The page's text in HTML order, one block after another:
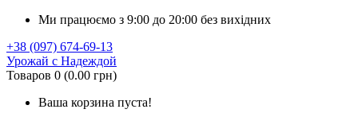
Ми працюємо з 9:00 до 20:00 без вихідних
+38 (097) 674-69-13
Урожай с Надеждой
Товаров 0 (0.00 грн)
Ваша корзина пуста!